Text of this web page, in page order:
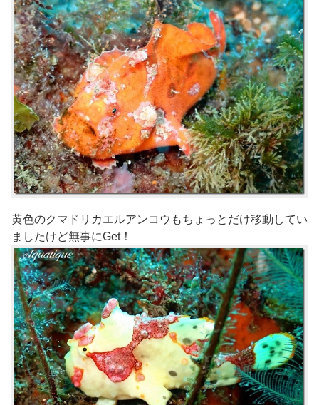
黄色のクマドリカエルアンコウもちょっとだけ移動してい
ましたけど無事にGet！